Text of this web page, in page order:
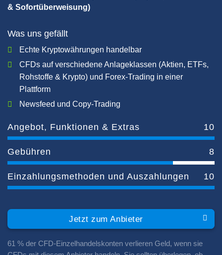
& Sofortüberweisung)
Was uns gefällt
Echte Kryptowährungen handelbar
CFDs auf verschiedene Anlageklassen (Aktien, ETFs,
Rohstoffe & Krypto) und Forex-Trading in einer
Plattform
Newsfeed und Copy-Trading
Angebot, Funktionen & Extras 10
Gebühren 8
Einzahlungsmethoden und Auszahlungen 10
Jetzt zum Anbieter
61 % der CFD-Einzelhandelskonten verlieren Geld, wenn sie